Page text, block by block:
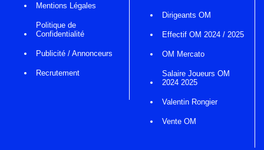
Mentions Légales
Politique de
Confidentialité
Publicité / Annonceurs
Recrutement
Dirigeants OM
Effectif OM 2024 / 2025
OM Mercato
Salaire Joueurs OM
2024 2025
Valentin Rongier
Vente OM